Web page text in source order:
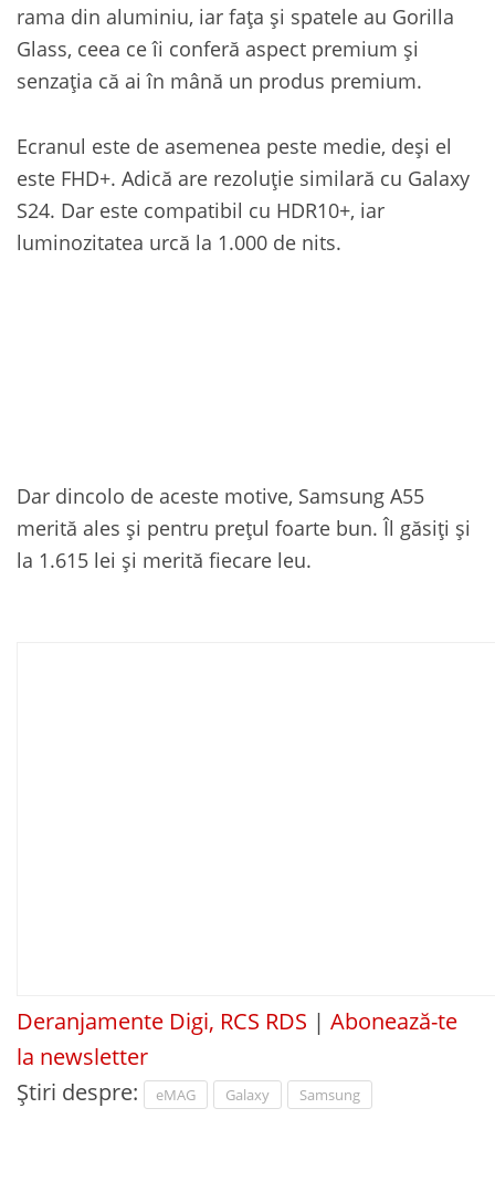
rama din aluminiu, iar fața și spatele au Gorilla
Glass, ceea ce îi conferă aspect premium și
senzația că ai în mână un produs premium.
Ecranul este de asemenea peste medie, deși el
este FHD+. Adică are rezoluție similară cu Galaxy
S24. Dar este compatibil cu HDR10+, iar
luminozitatea urcă la 1.000 de nits.
Dar dincolo de aceste motive, Samsung A55
merită ales și pentru prețul foarte bun. Îl găsiți și
la 1.615 lei și merită fiecare leu.
Deranjamente Digi, RCS RDS | Abonează-te
la newsletter
Știri despre:
eMAG Galaxy Samsung